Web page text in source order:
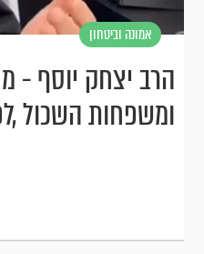
אמונה וביטחון
הרב יצחק יוסף -
ומשפחות השכול